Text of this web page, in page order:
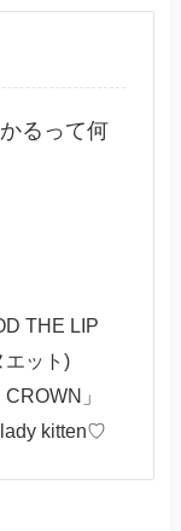
るって何
THE LIP
エット)
」
kitten♡